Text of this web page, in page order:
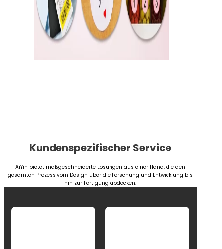
Kundenspezifischer Service
AiYin bietet maßgeschneiderte Lösungen aus einer Hand, die den
gesamten Prozess vom Design über die Forschung und Entwicklung bis
hin zur Fertigung abdecken.